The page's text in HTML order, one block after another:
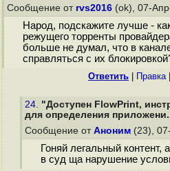
Сообщение от rvs2016 (ok), 07-
Народ, подскажите лучше -
режущего торренты
больше не думал, что в
справляться с их
Ответить Правка|
24. "Доступен FlowPrint,
для определения
Сообщение от Аноним (23),
Гоняй легальный контент,
в суд ща нарушение